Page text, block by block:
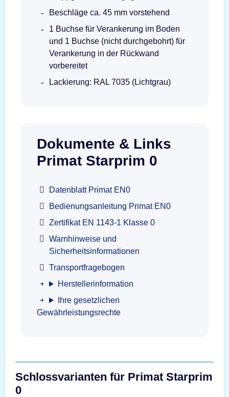
Beschläge ca. 45 mm vorstehend
1 Buchse für Verankerung im Boden
und 1 Buchse (nicht durchgebohrt) für
Verankerung in der Rückwand
vorbereitet
Lackierung: RAL 7035 (Lichtgrau)
Dokumente & Links
Primat Starprim 0
Datenblatt Primat EN0
Bedienungsanleitung Primat EN0
Zertifikat EN 1143-1 Klasse 0
Warnhinweise und
Sicherheitsinformationen
Transportfragebogen
Herstellerinformation
Ihre gesetzlichen
Gewährleistungsrechte
Schlossvarianten für Primat Starprim
0